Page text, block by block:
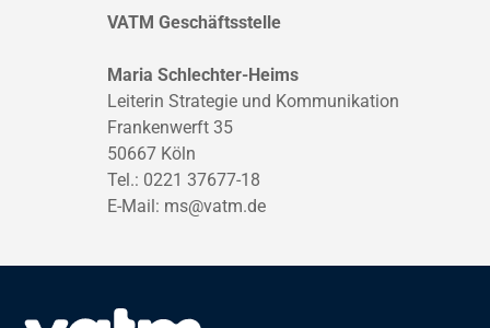
VATM Geschäftsstelle
Maria Schlechter-Heims
Leiterin Strategie und Kommunikation
Frankenwerft 35
50667 Köln
Tel.: 0221 37677-18
E-Mail: ms@vatm.de